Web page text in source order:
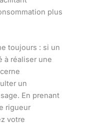
plus
toujours : si un
à réaliser une
un
En prenant
rigueur
votre